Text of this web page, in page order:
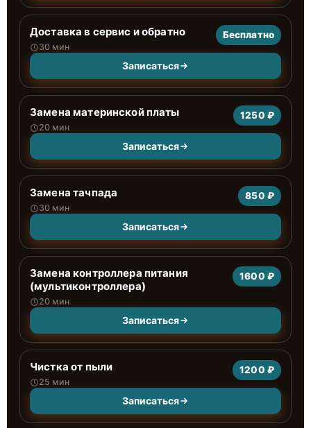
Доставка в сервис и обратно
30 мин
Бесплатно
Записаться
Замена материнской платы
20 мин
1250 ₽
Записаться
Замена тачпада
30 мин
850 ₽
Записаться
Замена контроллера питания
(мультиконтроллера)
20 мин
1600 ₽
Записаться
Чистка от пыли
25 мин
1200 ₽
Записаться